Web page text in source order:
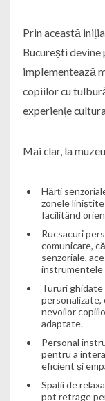
Prin această
București devine
implementează
copiilor cu
experiențe
Mai clar, la
Hărți
zonele
facilitând
Rucsacuri
comunicare,
senzoriale,
instrumentele
Tururi ghidate
nevoilor
adaptate.
Personal
pentru a
eficient și
Spații de
pot retrage